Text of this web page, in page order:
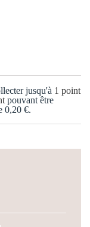
jusqu'à 1 point
pouvant être
0,20 €.